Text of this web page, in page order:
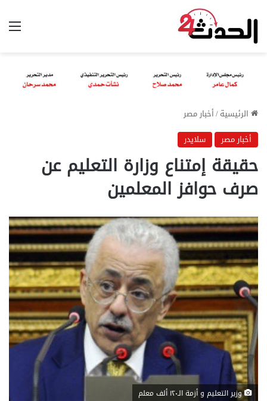
الرئيسية/أخبار مصر
أخبار مصر
سلايدر
حقيقة إمتناع وزارة التعليم عن
صرف حوافز المعلمين
وزير التعليم و أزمة الـ١٢٠ ألف معلم